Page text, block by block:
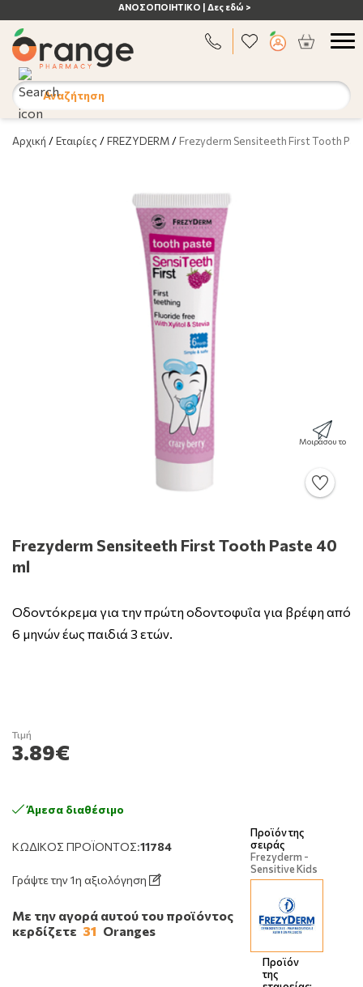
ΑΝΟΣΟΠΟΙΗΤΙΚΟ | Δες εδώ >
Αναζήτηση
Αρχική /Εταιρίες /FREZYDERM / Frezyderm Sensiteeth First Tooth
Μοιράσου το
Frezyderm Sensiteeth First Tooth Paste 40
ml
Οδοντόκρεμα για την πρώτη οδοντοφυΐα για βρέφη από
6 μηνών έως παιδιά 3 ετών.
ΚΩΔΙΚΌΣ ΠΡΟΪΌΝΤΟΣ:11784
Γράψτε την 1η αξιολόγηση
Άμεσα διαθέσιμο
Τιμή
3.89€
Με την αγορά αυτού του προϊόντος
κερδίζετε 31 Oranges
Προϊόν της
σειράς
Frezyderm -
Sensitive Kids
Προϊόν
της